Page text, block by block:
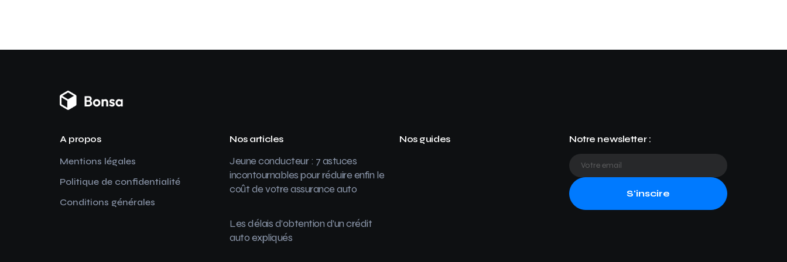
A propos
Mentions légales
Politique de confidentialité
Conditions générales
Nos articles
Jeune conducteur : 7 astuces
incontournables pour réduire enfin le
coût de votre assurance auto
Les délais d’obtention d’un crédit
auto expliqués
Nos guides Notre newsletter :
S'inscire